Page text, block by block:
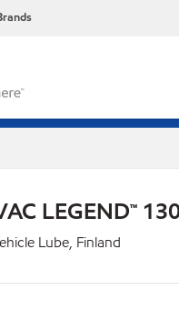
LEGEND™
Lube, Finland